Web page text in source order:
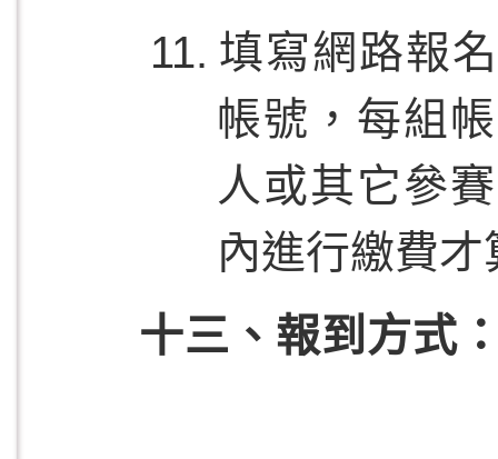
填寫網路報
帳號，每組
人或其它參
內進行繳費
十三、報到方式